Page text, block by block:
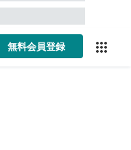
無料会員登録